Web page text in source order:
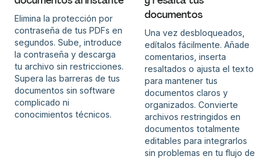
Elimina la protección por
contraseña de tus PDFs en
segundos. Sube, introduce
la contraseña y descarga
tu archivo sin restricciones.
Supera las barreras de tus
documentos sin software
complicado ni
conocimientos técnicos.
documentos
Una vez desbloqueados,
edítalos fácilmente. Añade
comentarios, inserta
resaltados o ajusta el texto
para mantener tus
documentos claros y
organizados. Convierte
archivos restringidos en
documentos totalmente
editables para integrarlos
sin problemas en tu flujo de